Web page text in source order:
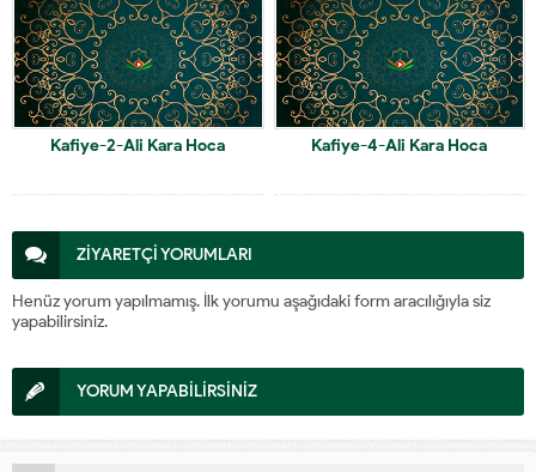
Kafiye-2-Ali Kara Hoca Kafiye-4-Ali Kara Hoca
ZİYARETÇİ YORUMLARI
Henüz yorum yapılmamış. İlk yorumu aşağıdaki form aracılığıyla siz
yapabilirsiniz.
YORUM YAPABİLİRSİNİZ